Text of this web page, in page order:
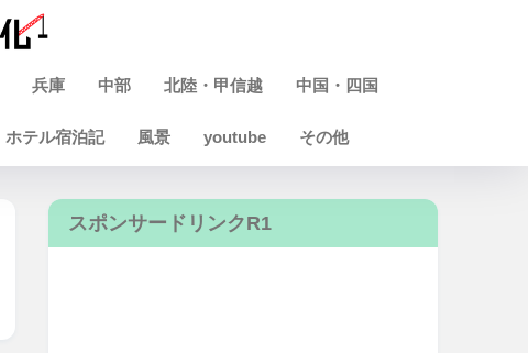
兵庫 中部 北陸・甲信越 中国・四国
ホテル宿泊記 風景 youtube その他
スポンサードリンクR1